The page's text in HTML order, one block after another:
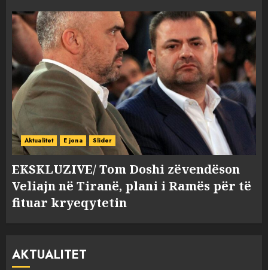
Aktualitet E jona Slider
EKSKLUZIVE/ Tom Doshi zëvendëson
Veliajn në Tiranë, plani i Ramës për të
fituar kryeqytetin
AKTUALITET